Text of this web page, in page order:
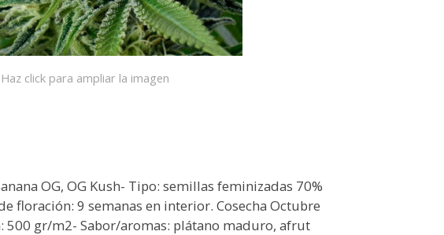
Haz click para ampliar la imagen
OG, OG Kush- Tipo: semillas feminizadas 70%
floración: 9 semanas en interior. Cosecha Octubre
500 gr/m2- Sabor/aromas: plátano maduro, afrut